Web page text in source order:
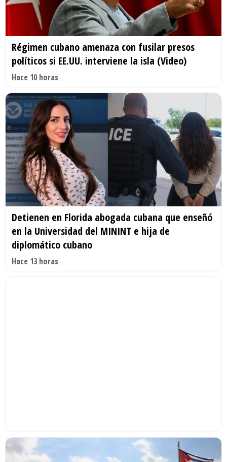
Régimen cubano amenaza con fusilar presos
políticos si EE.UU. interviene la isla (Video)
Hace 10 horas
Detienen en Florida abogada cubana que enseñó
en la Universidad del MININT e hija de
diplomático cubano
Hace 13 horas